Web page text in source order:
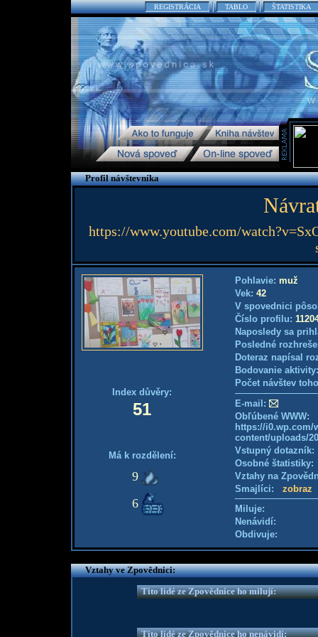
REGISTRÁCIA TABLO ŠTATISTIKA
Profil návštevníka
https://www.youtube.com/
Index důvěry:
51
Má k rozdělení:
9
6
Pohlavie: muž
Vek: 42
V spovednici
Číslo profilu:
Naposledy sa
Posledné
Doteraz napísal
Bodovanie
Počet návštev
E-mail:
Obľúbené WWW:
https://i0.wp.com/
content/uploads/
Vstupný
Osobné
Vztahy na
Smajlíci: zobraz
Miluje:
Nenávidí:
Obdivuje:
Vztahy ve Zpovědnici:
Tito lidé ze Zpovědnice ho milují:
Tito lidé ze Zpovědnice ho nenávidí: